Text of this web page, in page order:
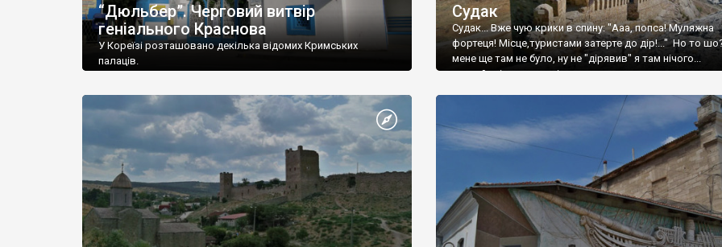
“Дюльбер”. Черговий витвір
геніального Краснова
У Кореїзі розташовано декілька відомих Кримських
палаців.
Судак
Судак... Вже чую крики в спину: "Ааа, попса! Муляжна
фортеця! Місце,туристами затерте до дір!..." Но то
мене ще там не було, ну не "дірявив" я там нічого...
принаймні до цього літа.